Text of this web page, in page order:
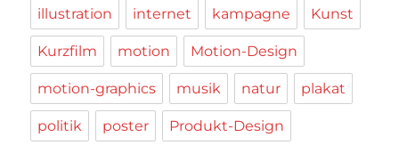
illustration internet kampagne Kunst
Kurzfilm motion Motion-Design
motion-graphics musik natur plakat
politik poster Produkt-Design